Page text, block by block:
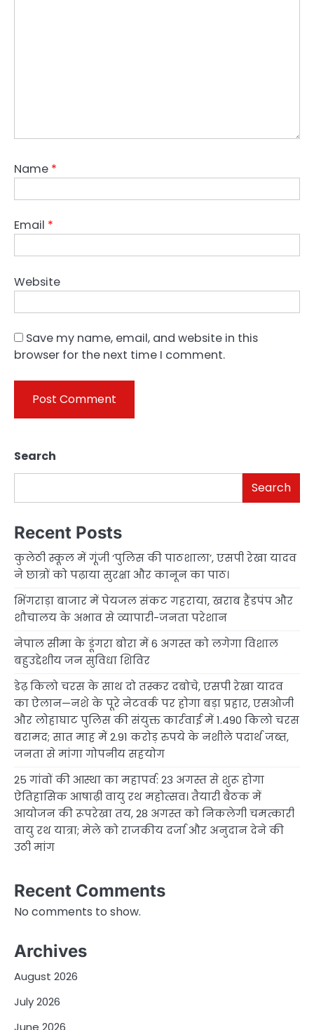
Name *
Email *
Website
Save my name, email, and website in this
browser for the next time I comment.
Search
Search
Recent Posts
कुलेठी स्कूल में गूंजी ‘पुलिस की पाठशाला’, एसपी रेखा यादव
ने छात्रों को पढ़ाया सुरक्षा और कानून का पाठ।
भिंगराड़ा बाजार में पेयजल संकट गहराया, खराब हैंडपंप और
शौचालय के अभाव से व्यापारी-जनता परेशान
नेपाल सीमा के डूंगरा बोरा में 6 अगस्त को लगेगा विशाल
बहुउद्देशीय जन सुविधा शिविर
डेढ़ किलो चरस के साथ दो तस्कर दबोचे, एसपी रेखा यादव
का ऐलान—नशे के पूरे नेटवर्क पर होगा बड़ा प्रहार, एसओजी
और लोहाघाट पुलिस की संयुक्त कार्रवाई में 1.490 किलो चरस
बरामद; सात माह में 2.91 करोड़ रुपये के नशीले पदार्थ जब्त,
जनता से मांगा गोपनीय सहयोग
25 गांवों की आस्था का महापर्व: 23 अगस्त से शुरू होगा
ऐतिहासिक आषाढ़ी वायु रथ महोत्सव। तैयारी बैठक में
आयोजन की रूपरेखा तय, 28 अगस्त को निकलेगी चमत्कारी
वायु रथ यात्रा; मेले को राजकीय दर्जा और अनुदान देने की
उठी मांग
Recent Comments
No comments to show.
Archives
August 2026
July 2026
June 2026